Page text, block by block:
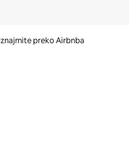
preko Airbnba